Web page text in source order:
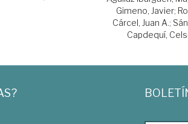
Gimeno, Javier;
Cárcel, Juan A.;
Capdequí,